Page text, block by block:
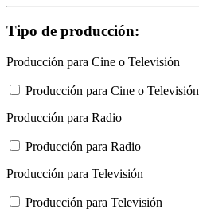
Tipo de producción:
Producción para Cine o Televisión
Producción para Cine o Televisión
Producción para Radio
Producción para Radio
Producción para Televisión
Producción para Televisión